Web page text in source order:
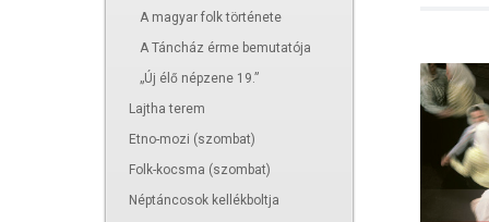
A magyar folk története
A Táncház érme bemutatója
„Új élő népzene 19.”
Lajtha terem
Etno-mozi (szombat)
Folk-kocsma (szombat)
Néptáncosok kellékboltja